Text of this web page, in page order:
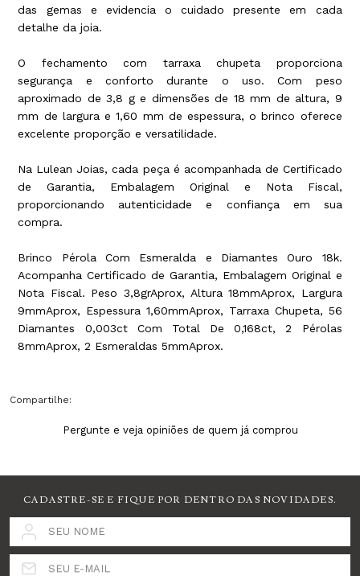
das gemas e evidencia o cuidado presente em cada
detalhe da joia.
O fechamento com tarraxa chupeta proporciona
segurança e conforto durante o uso. Com peso
aproximado de 3,8 g e dimensões de 18 mm de altura, 9
mm de largura e 1,60 mm de espessura, o brinco oferece
excelente proporção e versatilidade.
Na Lulean Joias, cada peça é acompanhada de Certificado
de Garantia, Embalagem Original e Nota Fiscal,
proporcionando autenticidade e confiança em sua
compra.
Brinco Pérola Com Esmeralda e Diamantes Ouro 18k.
Acompanha Certificado de Garantia, Embalagem Original e
Nota Fiscal. Peso 3,8grAprox, Altura 18mmAprox, Largura
9mmAprox, Espessura 1,60mmAprox, Tarraxa Chupeta, 56
Diamantes 0,003ct Com Total De 0,168ct, 2 Pérolas
8mmAprox, 2 Esmeraldas 5mmAprox.
Compartilhe:
Pergunte e veja opiniões de quem já comprou
CADASTRE-SE E FIQUE POR DENTRO DAS NOVIDADES.
SEU NOME
SEU E-MAIL